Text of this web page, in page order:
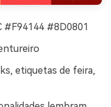
#F94144 #8D0801
etiquetas de feira,